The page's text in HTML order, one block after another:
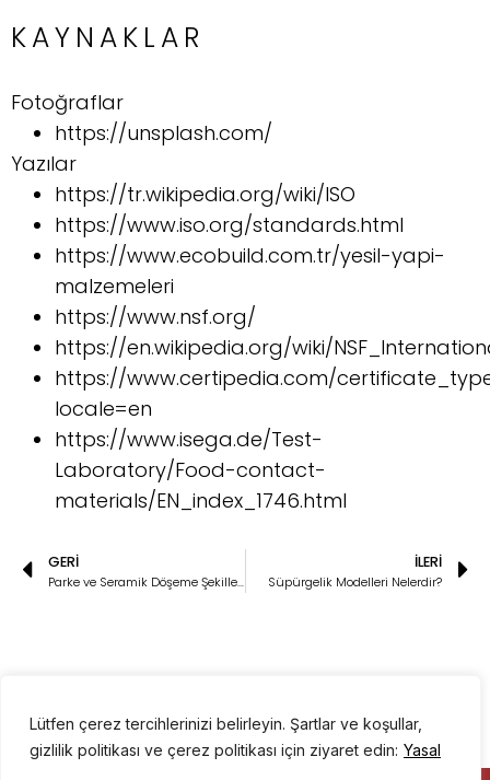
Lütfen çerez tercihlerinizi belirleyin. Şartlar ve koşullar,
gizlilik politikası ve çerez politikası için ziyaret edin: Yasal
KAYNAKLAR
Fotoğraflar
https://unsplash.com/
Yazılar
https://tr.wikipedia.org/wiki/ISO
https://www.iso.org/standards.html
https://www.ecobuild.com.tr/yesil-yapi-
malzemeleri
https://www.nsf.org/
https://en.wikipedia.org/wiki/
https://www.certipedia.com/
locale=en
https://www.isega.de/Test-
Laboratory/Food-contact-
materials/EN_index_1746.html
GERI
Parke ve Seramik Döşeme Şekilleri
İLERI
Süpürgelik Modelleri Nelerdir?